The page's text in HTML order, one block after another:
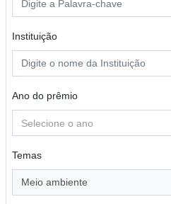
Instituição
Ano do prêmio
Selecione o ano
Temas
Meio ambiente